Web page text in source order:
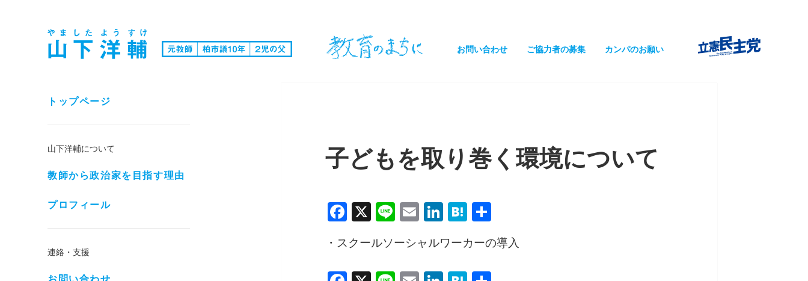
お問い合わせ ご協力者の募集 カンパのお願い
トップページ
山下洋輔について
教師から政治家を目指す理由
プロフィール
連絡・支援
子どもを取り巻く環境について
F
c
e
X Li
e
E
ai
l
Li
k
e
H
e
n
共
有
・スクールソーシャルワーカーの導入